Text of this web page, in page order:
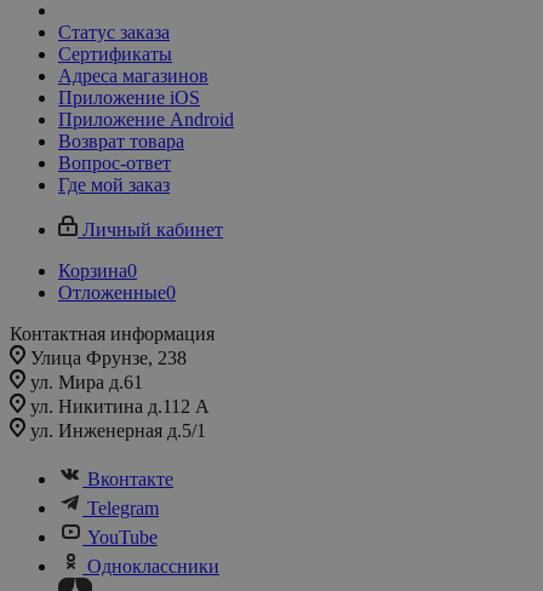
Статус заказа
Сертификаты
Адреса магазинов
Приложение iOS
Приложение Android
Возврат товара
Вопрос-ответ
Где мой заказ
Личный кабинет
Корзина0
Отложенные0
Контактная информация
Улица Фрунзе, 238​
ул. Мира д.61
ул. Никитина д.112 А
ул. Инженерная д.5/1
Вконтакте
Telegram
YouTube
Одноклассники